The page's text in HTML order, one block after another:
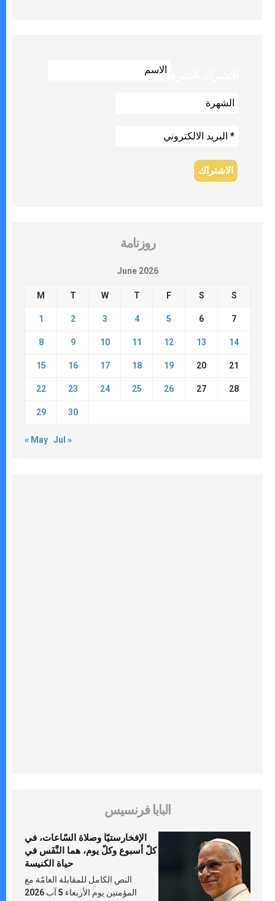
روزنامة
June 2026
M T W T F S S
1 2 3 4 5 6 7
8 9 10 11 12 13 14
15 16 17 18 19 20 21
22 23 24 25 26 27 28
29 30
« May Jul »
البابا فرنسيس
الإفخارستيّا وصلاة السّاعات، في
كلّ أسبوع وكلّ يوم، هما النَّفَس في
حياة الكنيسة
النص الكامل للمقابلة العامّة مع
المؤمنين يوم الأربعاء 5 آب 2026